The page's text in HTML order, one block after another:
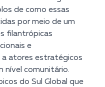
de como essas
por meio de um
filantrópicas
e
atores estratégicos
nível comunitário.
do Sul Global que